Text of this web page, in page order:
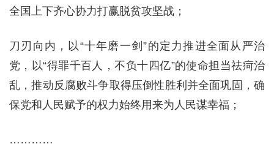
全国上下齐心协力打赢脱贫攻坚战；
刀刃向内，以“十年磨一剑”的定力推进全面从严治
党，以“得罪千百人，不负十四亿”的使命担当祛疴治
乱，推动反腐败斗争取得压倒性胜利并全面巩固，确
保党和人民赋予的权力始终用来为人民谋幸福；
…………